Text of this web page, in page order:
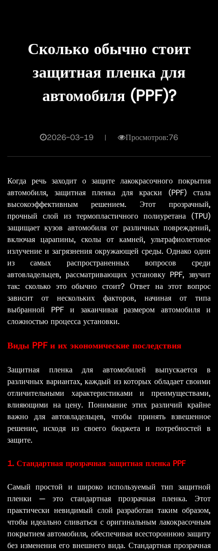
Сколько обычно стоит
защитная пленка для
автомобиля (PPF)?
2026-03-19 Просмотров:76
Когда речь заходит о защите лакокрасочного покрытия
автомобиля, защитная пленка для краски (PPF) стала
высокоэффективным решением. Этот прозрачный,
прочный слой из термопластичного полиуретана (TPU)
защищает кузов автомобиля от различных повреждений,
включая царапины, сколы от камней, ультрафиолетовое
излучение и загрязнения окружающей среды. Однако один
из самых распространенных вопросов среди
автовладельцев, рассматривающих установку PPF, звучит
так: сколько это обычно стоит? Ответ на этот вопрос
зависит от нескольких факторов, начиная от типа
выбранной PPF и заканчивая размером автомобиля и
сложностью процесса установки.
Виды PPF и их экономические последствия
Защитная пленка для автомобилей выпускается в
различных вариантах, каждый из которых обладает своими
отличительными характеристиками и преимуществами,
влияющими на цену. Понимание этих различий крайне
важно для автовладельцев, чтобы принять взвешенное
решение, исходя из своего бюджета и потребностей в
защите.
1. Стандартная прозрачная защитная пленка PPF
Самый простой и широко используемый тип защитной
пленки — это стандартная прозрачная пленка. Этот
практически невидимый слой разработан таким образом,
чтобы идеально сливаться с оригинальным лакокрасочным
покрытием автомобиля, обеспечивая всестороннюю защиту
без изменения его внешнего вида. Стандартная прозрачная